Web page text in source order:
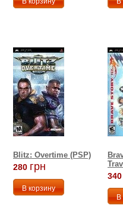
Blitz: Overtime (PSP)
280 грн
340